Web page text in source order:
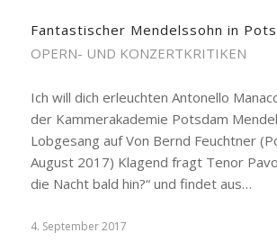
Fantastischer Mendelssohn in
OPERN- UND KONZERTKRITIKEN
Ich will dich erleuchten Antonello
der Kammerakademie Potsdam
Lobgesang auf Von Bernd Feuchtner
August 2017) Klagend fragt Tenor
die Nacht bald hin?“ und findet aus…
4. September 2017